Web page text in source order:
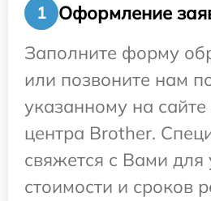
1
Оформление
Заполните форму
или позвоните нам
указанному на сайте
центра Brother.
свяжется с Вами для
стоимости и сроков